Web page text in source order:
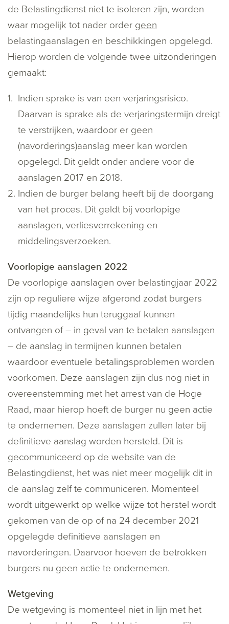
de Belastingdienst niet te isoleren zijn, worden
waar mogelijk tot nader order geen
belastingaanslagen en beschikkingen opgelegd.
Hierop worden de volgende twee uitzonderingen
gemaakt:
Indien sprake is van een verjaringsrisico.
Daarvan is sprake als de verjaringstermijn dreigt
te verstrijken, waardoor er geen
(navorderings)aanslag meer kan worden
opgelegd. Dit geldt onder andere voor de
aanslagen 2017 en 2018.
Indien de burger belang heeft bij de doorgang
van het proces. Dit geldt bij voorlopige
aanslagen, verliesverrekening en
middelingsverzoeken.
Voorlopige aanslagen 2022
De voorlopige aanslagen over belastingjaar 2022
zijn op reguliere wijze afgerond zodat burgers
tijdig maandelijks hun teruggaaf kunnen
ontvangen of – in geval van te betalen aanslagen
– de aanslag in termijnen kunnen betalen
waardoor eventuele betalingsproblemen worden
voorkomen. Deze aanslagen zijn dus nog niet in
overeenstemming met het arrest van de Hoge
Raad, maar hierop hoeft de burger nu geen actie
te ondernemen. Deze aanslagen zullen later bij
definitieve aanslag worden hersteld. Dit is
gecommuniceerd op de website van de
Belastingdienst, het was niet meer mogelijk dit in
de aanslag zelf te communiceren. Momenteel
wordt uitgewerkt op welke wijze tot herstel wordt
gekomen van de op of na 24 december 2021
opgelegde definitieve aanslagen en
navorderingen. Daarvoor hoeven de betrokken
burgers nu geen actie te ondernemen.
Wetgeving
De wetgeving is momenteel niet in lijn met het